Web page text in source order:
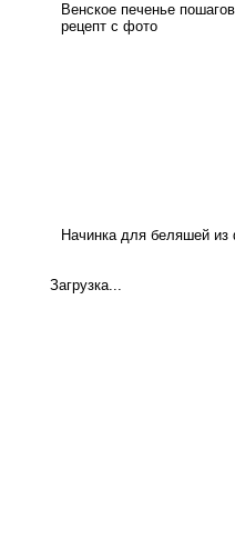
Венское печенье
рецепт с фото
Начинка для беляшей
Загрузка...